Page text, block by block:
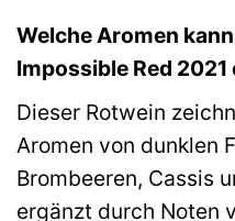
Welche Aromen
Impossible Red
Dieser Rotwein
Aromen von dunklen
Brombeeren, Cassis
ergänzt durch Noten